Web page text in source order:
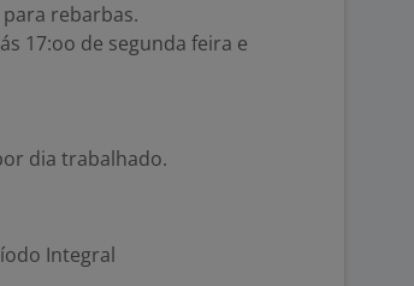
rebarbas.
17:oo de segunda feira e
dia trabalhado.
Integral